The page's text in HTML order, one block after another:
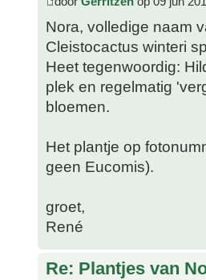
Nora, volledige naam
Cleistocactus winteri
Heet tegenwoordig:
plek en regelmatig
bloemen.
Het plantje op
geen Eucomis).
groet,
René
Re: Plantjes van